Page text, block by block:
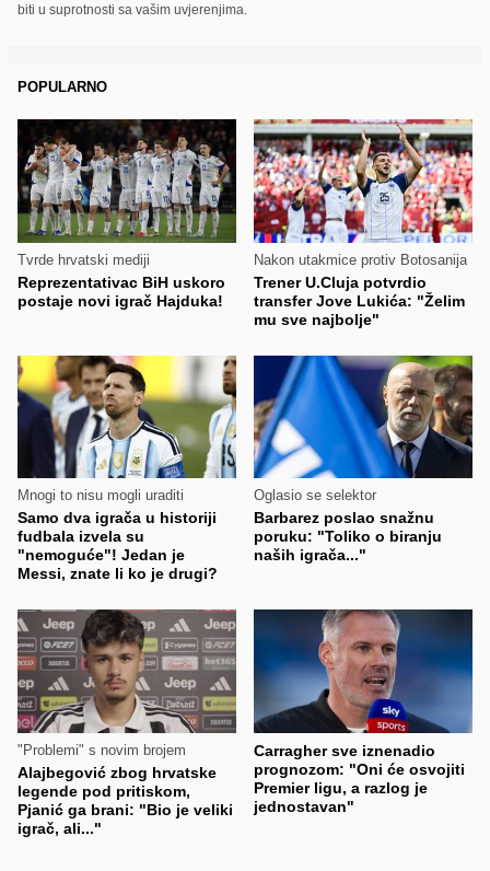
biti u suprotnosti sa vašim uvjerenjima.
POPULARNO
Tvrde hrvatski mediji
Reprezentativac BiH uskoro
postaje novi igrač Hajduka!
Nakon utakmice protiv Botosanija
Trener U.Cluja potvrdio
transfer Jove Lukića: "Želim
mu sve najbolje"
Mnogi to nisu mogli uraditi
Samo dva igrača u historiji
fudbala izvela su
"nemoguće"! Jedan je
Messi, znate li ko je drugi?
Oglasio se selektor
Barbarez poslao snažnu
poruku: "Toliko o biranju
naših igrača..."
"Problemi" s novim brojem
Alajbegović zbog hrvatske
legende pod pritiskom,
Pjanić ga brani: "Bio je veliki
igrač, ali..."
Carragher sve iznenadio
prognozom: "Oni će osvojiti
Premier ligu, a razlog je
jednostavan"